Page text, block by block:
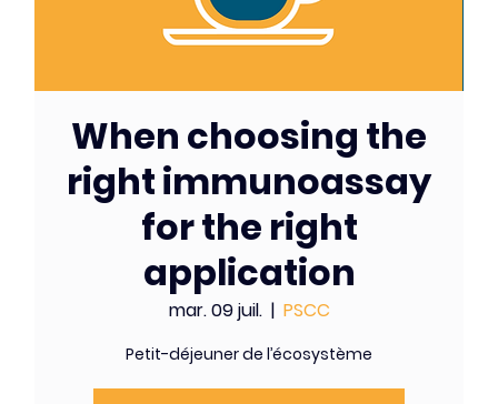
When choosing the
right immunoassay
for the right
application
mar. 09 juil.
  |
PSCC
Petit-déjeuner de l’écosystème